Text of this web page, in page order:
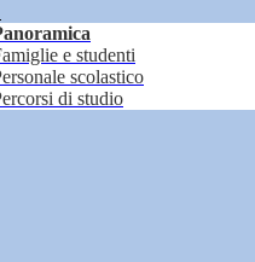
e studenti
scolastico
di studio